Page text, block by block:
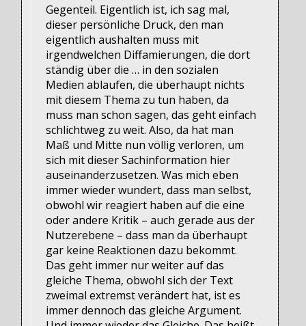
Gegenteil. Eigentlich ist, ich sag mal,
dieser persönliche Druck, den man
eigentlich aushalten muss mit
irgendwelchen Diffamierungen, die dort
ständig über die … in den sozialen
Medien ablaufen, die überhaupt nichts
mit diesem Thema zu tun haben, da
muss man schon sagen, das geht einfach
schlichtweg zu weit. Also, da hat man
Maß und Mitte nun völlig verloren, um
sich mit dieser Sachinformation hier
auseinanderzusetzen. Was mich eben
immer wieder wundert, dass man selbst,
obwohl wir reagiert haben auf die eine
oder andere Kritik – auch gerade aus der
Nutzerebene – dass man da überhaupt
gar keine Reaktionen dazu bekommt.
Das geht immer nur weiter auf das
gleiche Thema, obwohl sich der Text
zweimal extremst verändert hat, ist es
immer dennoch das gleiche Argument.